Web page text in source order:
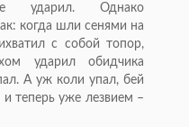
ударил. Однако
когда шли сенями на
с собой топор,
ударил обидчика
А уж коли упал, бей
теперь уже лезвием –